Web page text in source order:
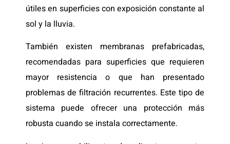
útiles en superficies con exposición constante al
sol y la lluvia.
También existen membranas prefabricadas,
recomendadas para superficies que requieren
mayor resistencia o que han presentado
problemas de filtración recurrentes. Este tipo de
sistema puede ofrecer una protección más
robusta cuando se instala correctamente.